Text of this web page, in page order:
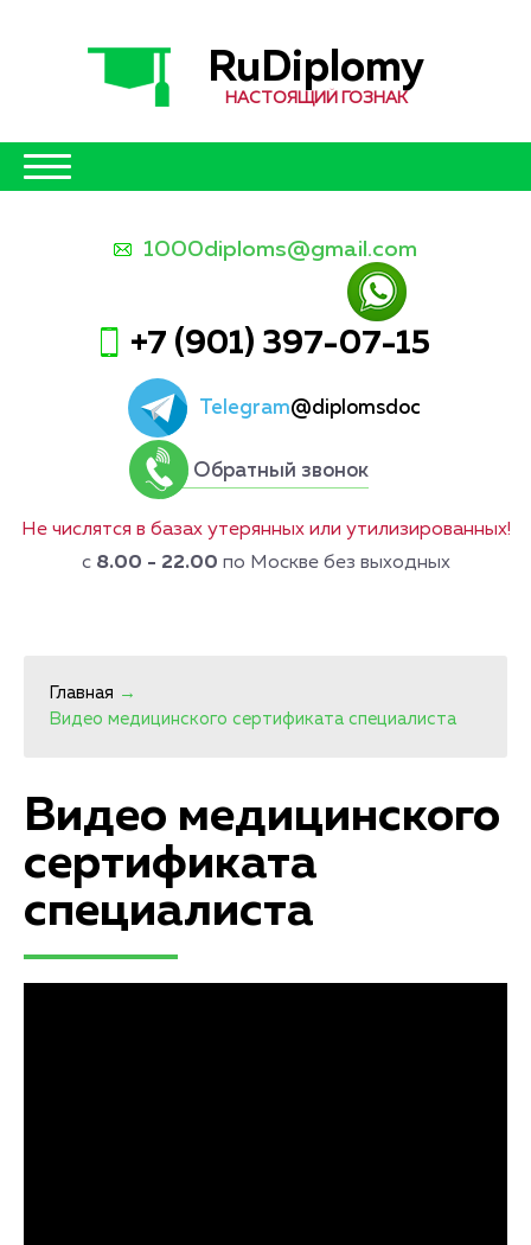
RuDiplomy
НАСТОЯЩИЙ ГОЗНАК
1000diploms@gmail.com
+7 (901) 397-07-15
Telegram@diplomsdoc
Обратный звонок
Не числятся в базах утерянных или утилизированных!
с 8.00 - 22.00 по Москве без выходных
Главная →
Видео медицинского сертификата специалиста
Видео медицинского
сертификата
специалиста